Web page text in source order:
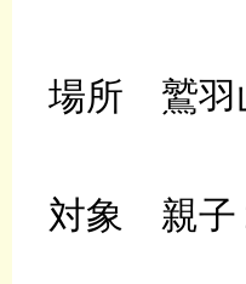
場所 鷲羽
対象 親子